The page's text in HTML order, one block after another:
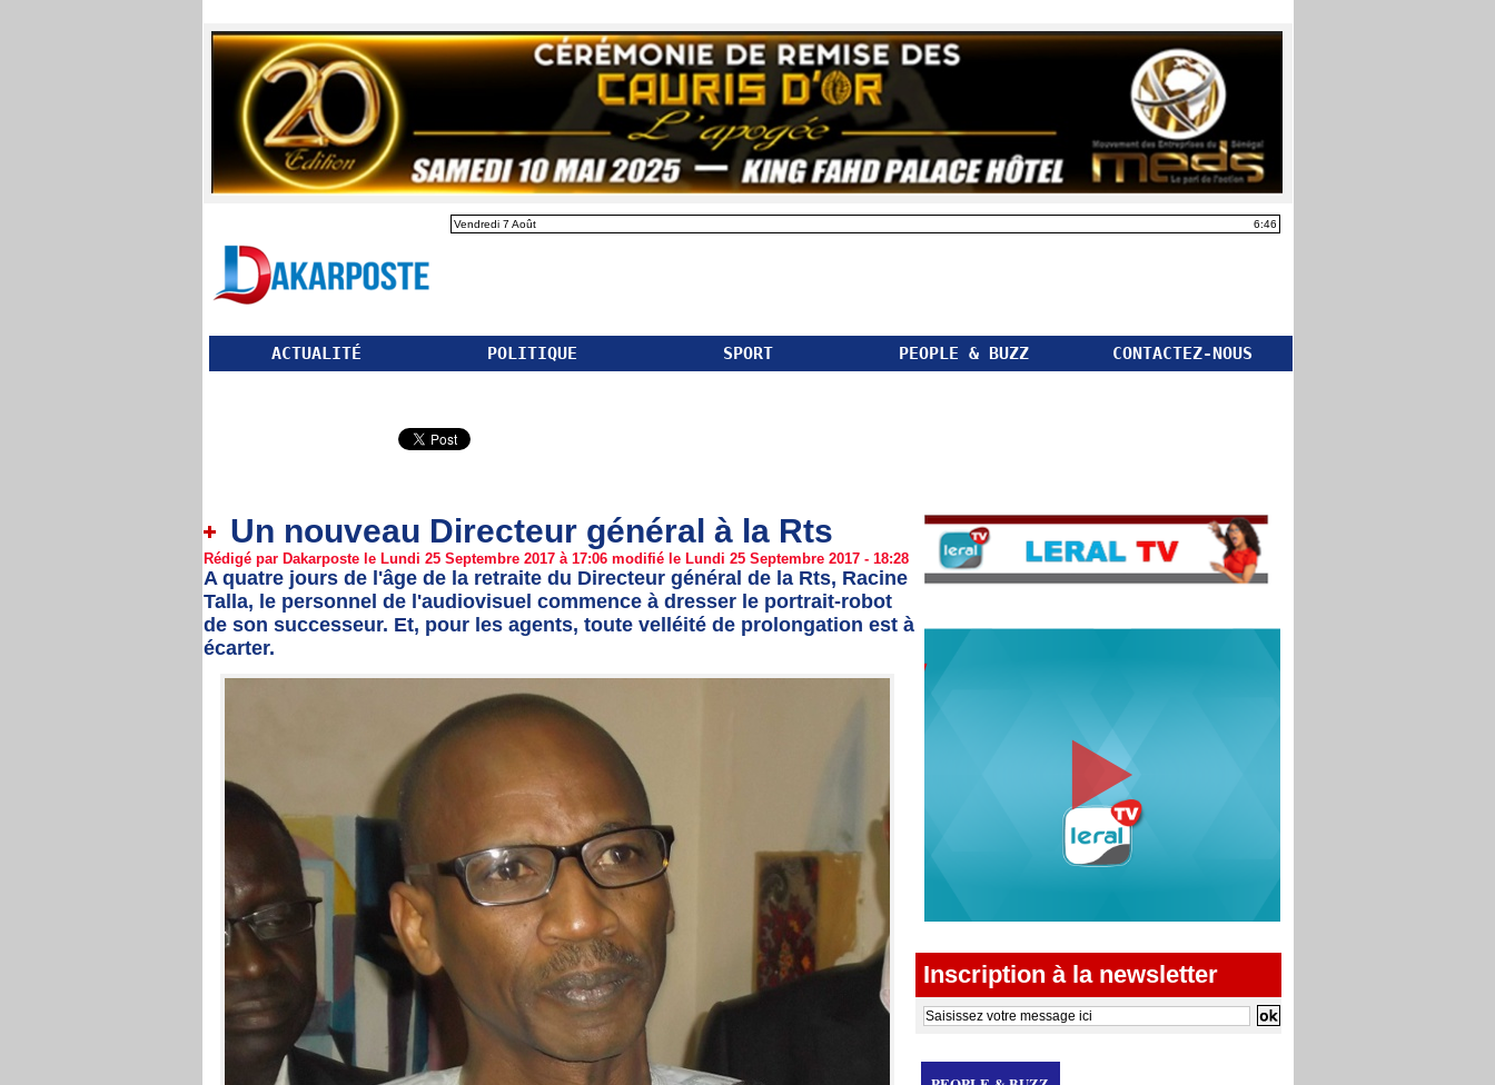
Vendredi 7 Août 6:46
ACTUALITÉ POLITIQUE SPORT PEOPLE & BUZZ CONTACTEZ-NOUS
Un nouveau Directeur général à la Rts
Rédigé par Dakarposte le Lundi 25 Septembre 2017 à 17:06 modifié le Lundi 25 Septembre 2017 - 18:28
A quatre jours de l'âge de la retraite du Directeur général de la Rts, Racine
Talla, le personnel de l'audiovisuel commence à dresser le portrait-robot
de son successeur. Et, pour les agents, toute velléité de prolongation est à
écarter.
Inscription à la newsletter